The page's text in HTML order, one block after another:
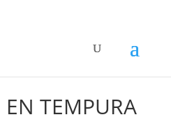
TEMPURA